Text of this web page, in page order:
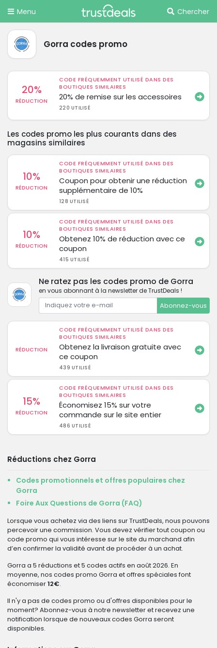
Menu Chercher
Gorra codes promo
20%
RÉDUCTION
CODE FRÉQUEMMENT UTILISÉ DANS DES
BOUTIQUES SIMILAIRES
20% de remise sur les accessoires
220 UTILISÉ
Les codes promo les plus courants dans des
magasins similaires
10%
RÉDUCTION
CODE FRÉQUEMMENT UTILISÉ DANS DES
BOUTIQUES SIMILAIRES
Coupon pour obtenir une réduction
supplémentaire de 10%
128 UTILISÉ
10%
RÉDUCTION
CODE FRÉQUEMMENT UTILISÉ DANS DES
BOUTIQUES SIMILAIRES
Obtenez 10% de réduction avec ce
coupon
415 UTILISÉ
Ne ratez pas les codes promo de Gorra
en vous abonnant à la newsletter de TrustDeals !
Abonnez-vous
RÉDUCTION
CODE FRÉQUEMMENT UTILISÉ DANS DES
BOUTIQUES SIMILAIRES
Obtenez la livraison gratuite avec
ce coupon
439 UTILISÉ
15%
RÉDUCTION
CODE FRÉQUEMMENT UTILISÉ DANS DES
BOUTIQUES SIMILAIRES
Économisez 15% sur votre
commande sur le site entier
486 UTILISÉ
Réductions chez Gorra
Codes promotionnels et offres populaires chez
Gorra
Foire Aux Questions de Gorra (FAQ)
Lorsque vous achetez via des liens sur TrustDeals, nous pouvons
percevoir une commission. Vous devez vérifier tout coupon ou
code promo qui vous intéresse sur le site du marchand afin
d’en confirmer la validité avant de procéder à un achat.
Gorra a 5 réductions et 5 codes actifs en août 2026. En
moyenne, nos codes promo Gorra et offres spéciales font
économiser12€.
Il n'y a pas de codes promo ou d'offres disponibles pour le
moment? Abonnez-vous à notre newsletter et recevez une
notification lorsque de nouveaux codes Gorra seront
disponibles.